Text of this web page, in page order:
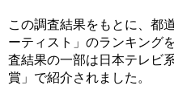
この調査結果をもとに、都
ーティスト」のランキング
査結果の一部は日本テレビ
賞」で紹介されました。